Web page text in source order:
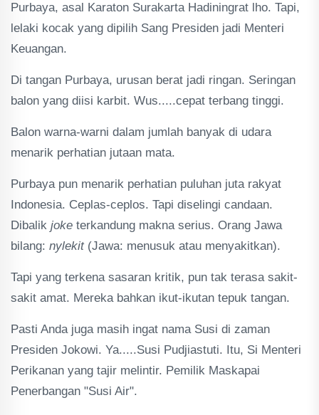
Purbaya, asal Karaton Surakarta Hadiningrat lho. Tapi,
lelaki kocak yang dipilih Sang Presiden jadi Menteri
Keuangan.
Di tangan Purbaya, urusan berat jadi ringan. Seringan
balon yang diisi karbit. Wus.....cepat terbang tinggi.
Balon warna-warni dalam jumlah banyak di udara
menarik perhatian jutaan mata.
Purbaya pun menarik perhatian puluhan juta rakyat
Indonesia. Ceplas-ceplos. Tapi diselingi candaan.
Dibalik joke terkandung makna serius. Orang Jawa
bilang: nylekit (Jawa: menusuk atau menyakitkan).
Tapi yang terkena sasaran kritik, pun tak terasa sakit-
sakit amat. Mereka bahkan ikut-ikutan tepuk tangan.
Pasti Anda juga masih ingat nama Susi di zaman
Presiden Jokowi. Ya.....Susi Pudjiastuti. Itu, Si Menteri
Perikanan yang tajir melintir. Pemilik Maskapai
Penerbangan "Susi Air".